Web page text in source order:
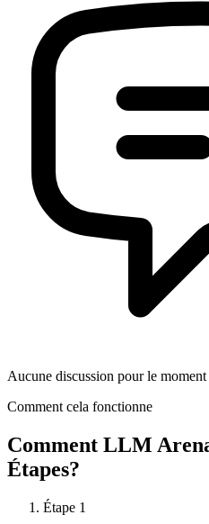
Aucune discussion pour le
Comment cela fonctionne
Comment LLM
Étapes?
Étape 1